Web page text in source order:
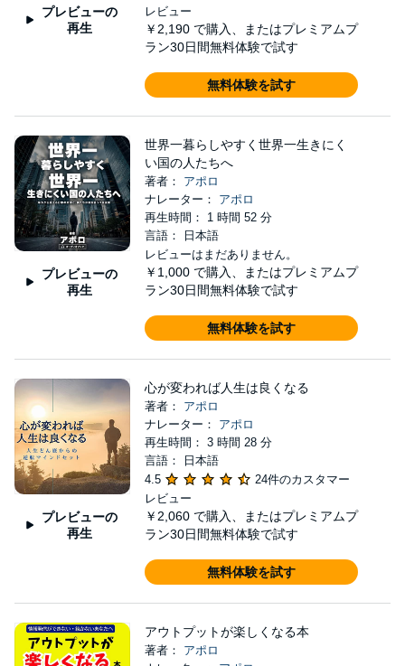
プレビューの
再生
レビュー
￥2,190 で購入、またはプレミアムプ
ラン30日間無料体験で試す
無料体験を試す
プレビューの
再生
世界一暮らしやすく世界一生きにく
い国の人たちへ
著者： アポロ
ナレーター： アポロ
再生時間： 1 時間 52 分
言語： 日本語
レビューはまだありません。
￥1,000 で購入、またはプレミアムプ
ラン30日間無料体験で試す
無料体験を試す
プレビューの
再生
心が変われば人生は良くなる
著者： アポロ
ナレーター： アポロ
再生時間： 3 時間 28 分
言語： 日本語
4.5
24件のカスタマー
レビュー
￥2,060 で購入、またはプレミアムプ
ラン30日間無料体験で試す
無料体験を試す
アウトプットが楽しくなる本
著者： アポロ